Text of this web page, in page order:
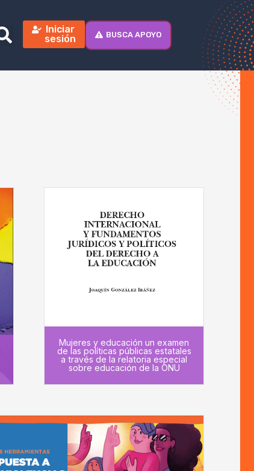
Iniciar
sesión
BUSCA APOYO
Mujeres y educación un examen
de las políticas públicas estatales
a través de la relatoria especial
sobre educación de la ONU